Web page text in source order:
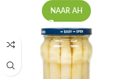
NAAR AH